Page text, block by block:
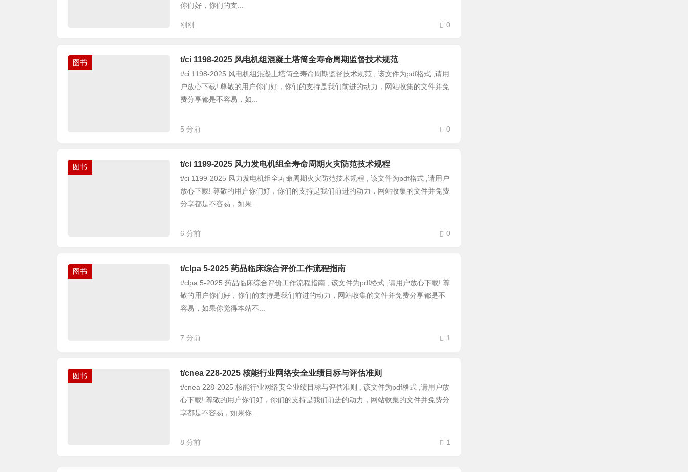
你们好，你们的支...
刚刚 0
图书 t/ci 1198-2025 风电机组混凝土塔筒全寿命周期监督技术规范
t/ci 1198-2025 风电机组混凝土塔筒全寿命周期监督技术规范 , 该文件为pdf格式 ,请用
户放心下载! 尊敬的用户你们好，你们的支持是我们前进的动力，网站收集的文件并免
费分享都是不容易，如...
5 分前 0
图书 t/ci 1199-2025 风力发电机组全寿命周期火灾防范技术规程
t/ci 1199-2025 风力发电机组全寿命周期火灾防范技术规程 , 该文件为pdf格式 ,请用户
放心下载! 尊敬的用户你们好，你们的支持是我们前进的动力，网站收集的文件并免费
分享都是不容易，如果...
6 分前 0
图书 t/clpa 5-2025 药品临床综合评价工作流程指南
t/clpa 5-2025 药品临床综合评价工作流程指南 , 该文件为pdf格式 ,请用户放心下载! 尊
敬的用户你们好，你们的支持是我们前进的动力，网站收集的文件并免费分享都是不
容易，如果你觉得本站不...
7 分前 1
图书 t/cnea 228-2025 核能行业网络安全业绩目标与评估准则
t/cnea 228-2025 核能行业网络安全业绩目标与评估准则 , 该文件为pdf格式 ,请用户放
心下载! 尊敬的用户你们好，你们的支持是我们前进的动力，网站收集的文件并免费分
享都是不容易，如果你...
8 分前 1